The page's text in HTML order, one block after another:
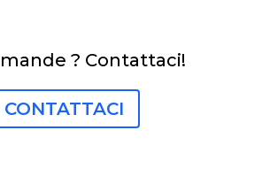
? Contattaci!
CONTATTACI